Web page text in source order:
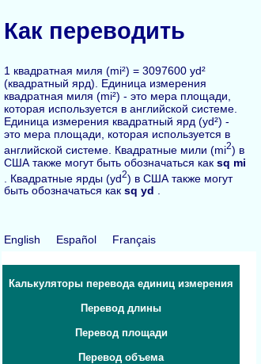
Как переводить
1 квадратная миля (mi²) = 3097600 yd²
(квадратный ярд). Единица измерения
квадратная миля (mi²) - это мера площади,
которая используется в английской системе.
Единица измерения квадратный ярд (yd²) -
это мера площади, которая используется в
английской системе. Квадратные мили (mi2) в
США также могут быть обозначаться как sq mi
. Квадратные ярды (yd2) в США также могут
быть обозначаться как sq yd .
English Español Français
Калькуляторы перевода единиц измерения
Перевод длины
Перевод площади
Перевод объема